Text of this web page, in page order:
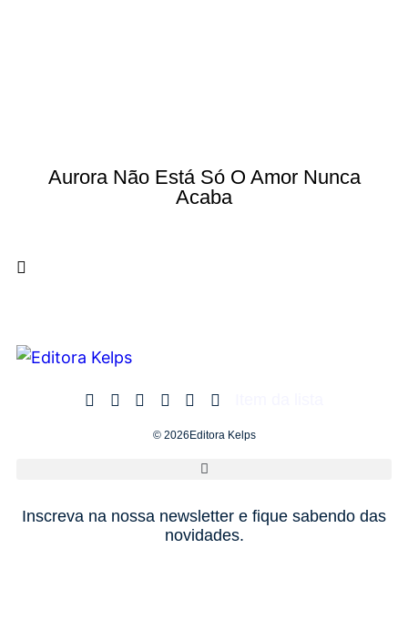
Aurora Não Está Só O Amor Nunca
Acaba
© 2026Editora Kelps
Inscreva na nossa newsletter e fique sabendo das
novidades.